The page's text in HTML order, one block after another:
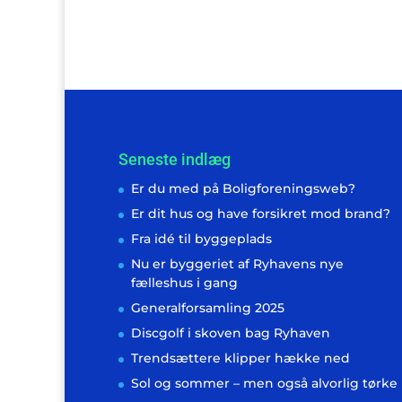
Seneste indlæg
Er du med på Boligforeningsweb?
Er dit hus og have forsikret mod brand?
Fra idé til byggeplads
Nu er byggeriet af Ryhavens nye
fælleshus i gang
Generalforsamling 2025
Discgolf i skoven bag Ryhaven
Trendsættere klipper hække ned
Sol og sommer – men også alvorlig tørke